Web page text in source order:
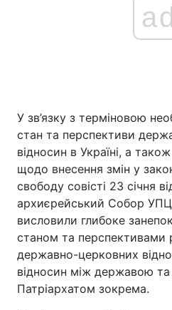
У зв’язку з терміновою
стан та перспективи
відносин в Україні, а
щодо внесення змін у
свободу совісті 23 січня
архиєрейський Собор
висловили глибоке
станом та перспективами
державно-церковних
відносин між державою та
Патріархатом зокрема.